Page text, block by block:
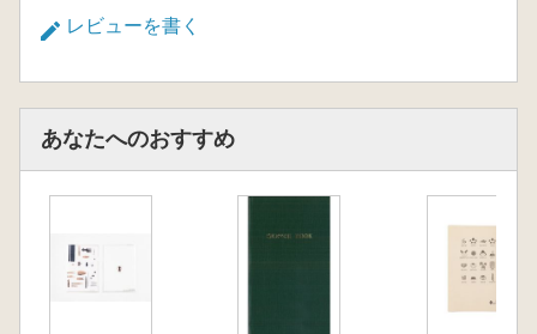
レビューを書く
あなたへのおすすめ